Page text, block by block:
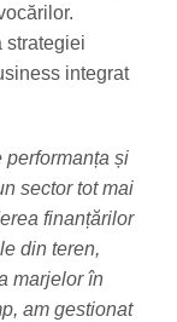
strategiei
integrat
performanța și
sector tot mai
finanțărilor
din teren,
marjelor în
am gestionat